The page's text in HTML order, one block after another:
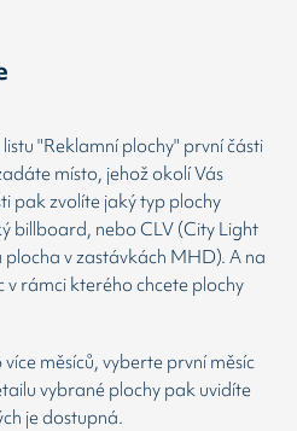
"Reklamní plochy" první části
místo, jehož okolí Vás
pak zvolíte jaký typ plochy
billboard, nebo CLV (City Light
v zastávkách MHD). A na
v rámci kterého chcete plochy
měsíců, vyberte první měsíc
vybrané plochy pak uvidíte
je dostupná.